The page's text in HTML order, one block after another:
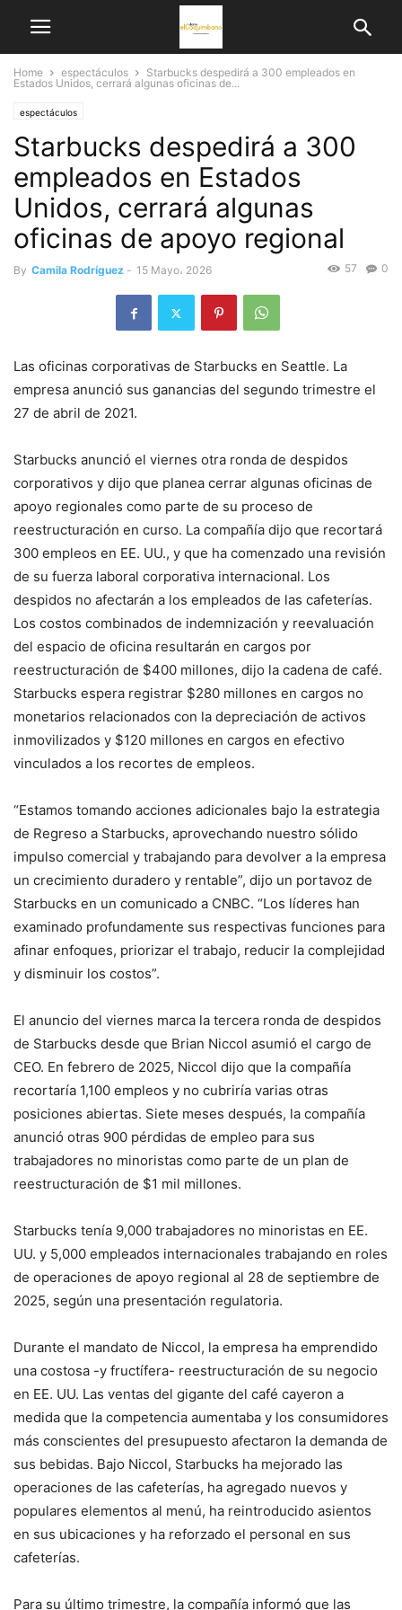
Home espectáculos
Starbucks despedirá a 300 empleados en
Estados Unidos, cerrará algunas oficinas de...
espectáculos
Starbucks despedirá a 300
empleados en Estados
Unidos, cerrará algunas
oficinas de apoyo regional
By Camila Rodríguez - 15 Mayo، 2026 0
57
Las oficinas corporativas de Starbucks en Seattle. La
empresa anunció sus ganancias del segundo trimestre el
27 de abril de 2021.
Starbucks anunció el viernes otra ronda de despidos
corporativos y dijo que planea cerrar algunas oficinas de
apoyo regionales como parte de su proceso de
reestructuración en curso. La compañía dijo que recortará
300 empleos en EE. UU., y que ha comenzado una revisión
de su fuerza laboral corporativa internacional. Los
despidos no afectarán a los empleados de las cafeterías.
Los costos combinados de indemnización y reevaluación
del espacio de oficina resultarán en cargos por
reestructuración de $400 millones, dijo la cadena de café.
Starbucks espera registrar $280 millones en cargos no
monetarios relacionados con la depreciación de activos
inmovilizados y $120 millones en cargos en efectivo
vinculados a los recortes de empleos.
“Estamos tomando acciones adicionales bajo la estrategia
de Regreso a Starbucks, aprovechando nuestro sólido
impulso comercial y trabajando para devolver a la empresa
un crecimiento duradero y rentable”, dijo un portavoz de
Starbucks en un comunicado a CNBC. “Los líderes han
examinado profundamente sus respectivas funciones para
afinar enfoques, priorizar el trabajo, reducir la complejidad
y disminuir los costos”.
El anuncio del viernes marca la tercera ronda de despidos
de Starbucks desde que Brian Niccol asumió el cargo de
CEO. En febrero de 2025, Niccol dijo que la compañía
recortaría 1,100 empleos y no cubriría varias otras
posiciones abiertas. Siete meses después, la compañía
anunció otras 900 pérdidas de empleo para sus
trabajadores no minoristas como parte de un plan de
reestructuración de $1 mil millones.
Starbucks tenía 9,000 trabajadores no minoristas en EE.
UU. y 5,000 empleados internacionales trabajando en roles
de operaciones de apoyo regional al 28 de septiembre de
2025, según una presentación regulatoria.
Durante el mandato de Niccol, la empresa ha emprendido
una costosa -y fructífera- reestructuración de su negocio
en EE. UU. Las ventas del gigante del café cayeron a
medida que la competencia aumentaba y los consumidores
más conscientes del presupuesto afectaron la demanda de
sus bebidas. Bajo Niccol, Starbucks ha mejorado las
operaciones de las cafeterías, ha agregado nuevos y
populares elementos al menú, ha reintroducido asientos
en sus ubicaciones y ha reforzado el personal en sus
cafeterías.
Para su último trimestre, la compañía informó que las